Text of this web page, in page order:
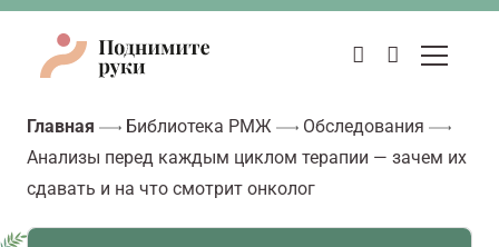
Главная Библиотека РМЖ
Обследования
Анализы перед каждым циклом терапии — зачем их
сдавать и на что смотрит онколог